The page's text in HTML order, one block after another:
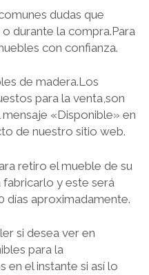
dudas que
durante la compra.Para
con confianza.
de madera.Los
para la venta,son
«Disponible» en
de nuestro sitio web.
retiro el mueble de su
y este será
días aproximadamente.
si desea ver en
para la
el instante si así lo